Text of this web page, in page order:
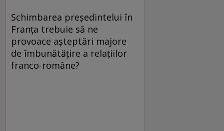
Schimbarea preşedintelui în
Franţa trebuie să ne
provoace aşteptări majore
de îmbunătăţire a relaţiilor
franco-române?